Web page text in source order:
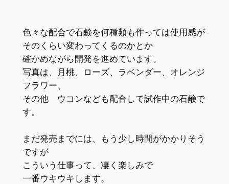
色々な配合で石鹸を何種類も作っては使用感が
そのくらい変わってくるのかとか
確かめながら開発を進めています。
写真は、月桃、ローズ、ラベンダー、オレンジ
フラワー、
その他 ウコンなども配合して試作中の石鹸で
す。
まだ発売までには、もう少し時間がかかりそう
ですが
こういう仕事って、凄く楽しみで
一番ウキウキします。